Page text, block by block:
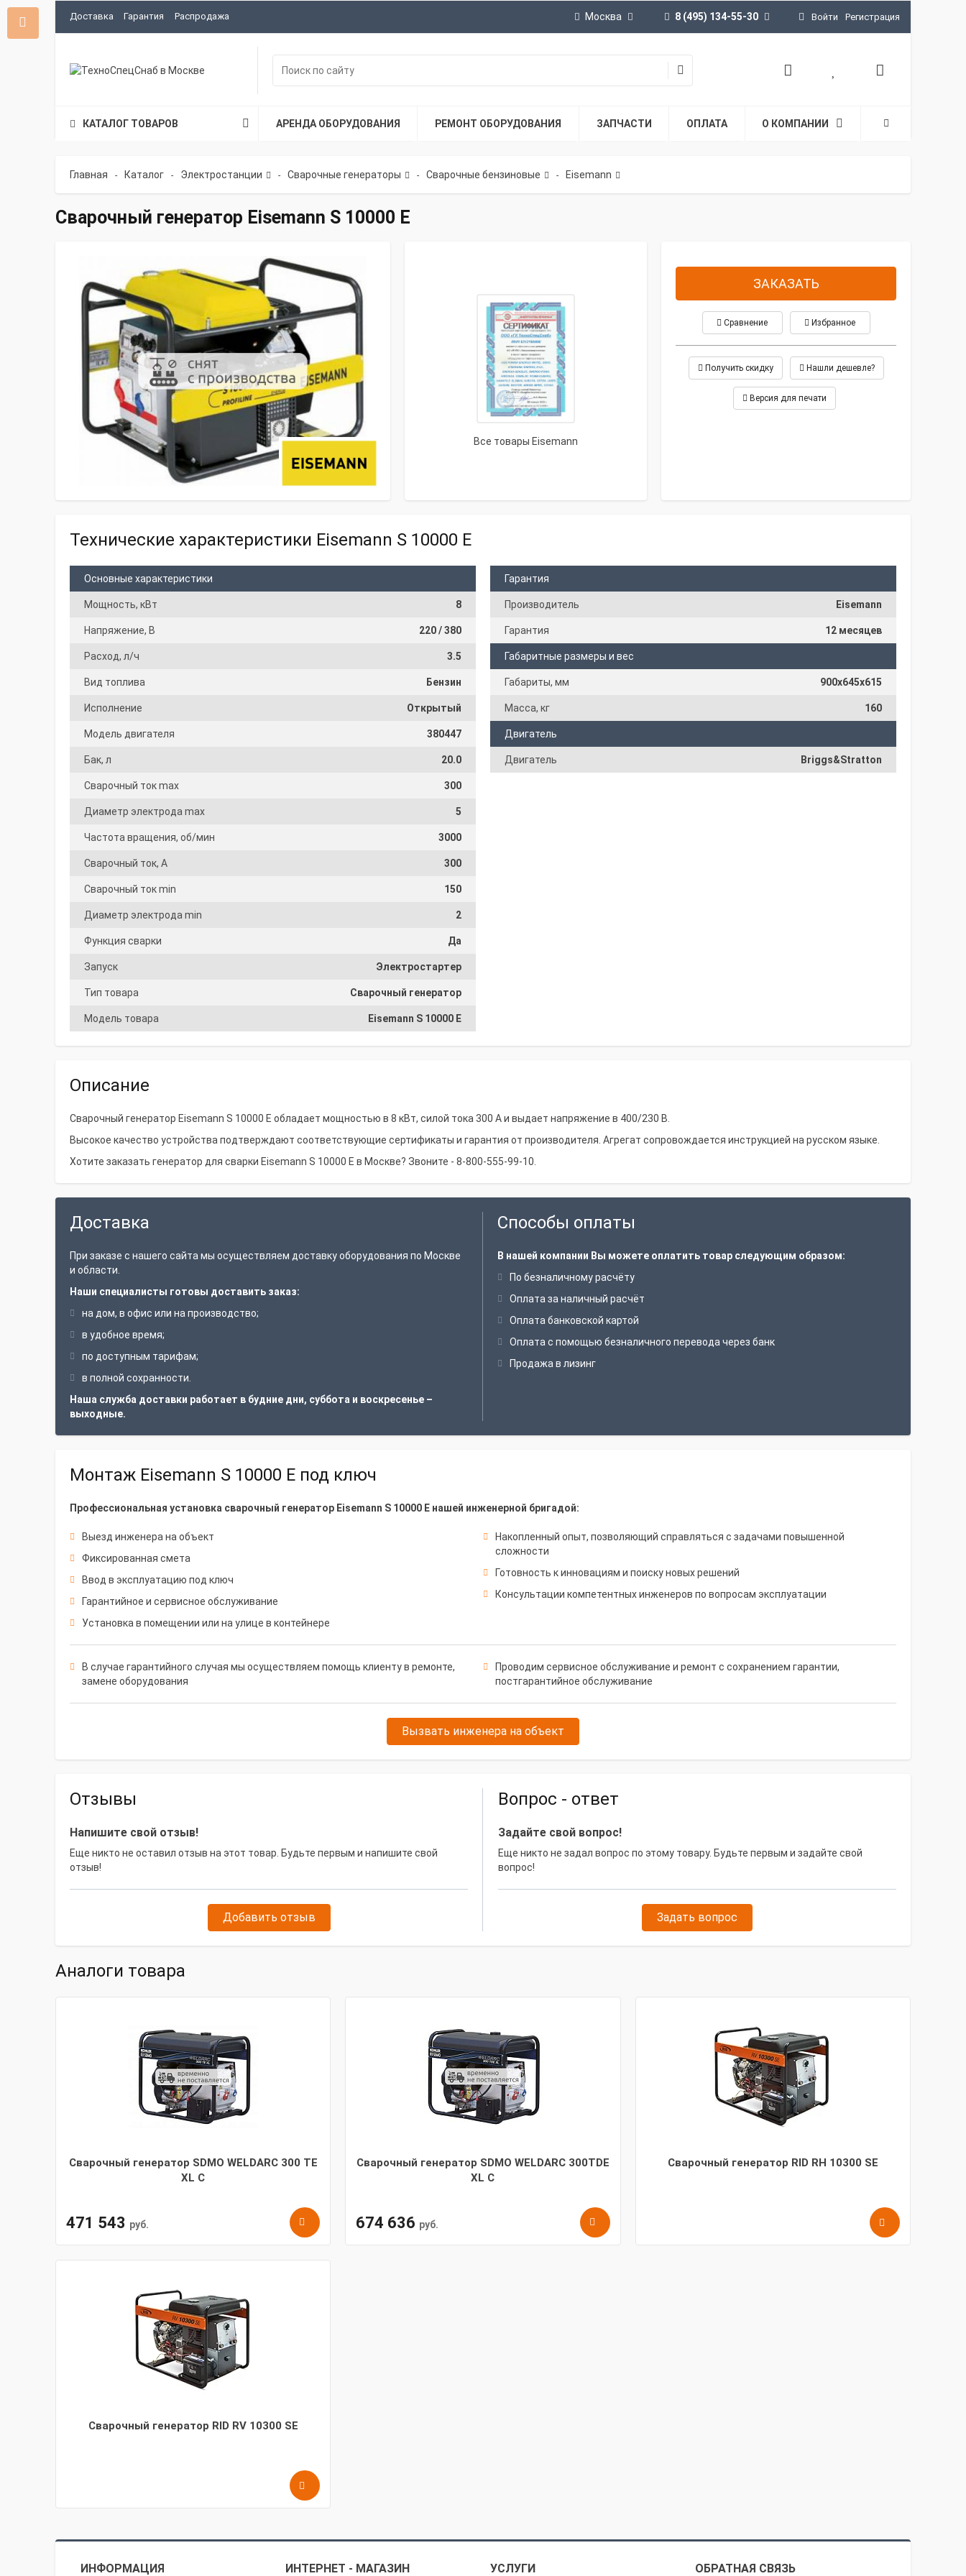
Доставка Гарантия Распродажа Москва 8 (495) 134-55-30 Войти Регистрация
КАТАЛОГ ТОВАРОВ АРЕНДА ОБОРУДОВАНИЯ РЕМОНТ ОБОРУДОВАНИЯ ЗАПЧАСТИ ОПЛАТА О КОМПАНИИ
Главная - Каталог - Электростанции - Сварочные генераторы - Сварочные бензиновые - Eisemann
Сварочный генератор Eisemann S 10000 E
Все товары Eisemann
ЗАКАЗАТЬ
Сравнение Избранное
Получить скидку Нашли дешевле?
Версия для печати
Технические характеристики Eisemann S 10000 E
Основные характеристики
Мощность, кВт 8
Напряжение, В 220 / 380
Расход, л/ч 3.5
Вид топлива Бензин
Исполнение Открытый
Модель двигателя 380447
Бак, л 20.0
Сварочный ток max 300
Диаметр электрода max 5
Частота вращения, об/мин 3000
Сварочный ток, А 300
Сварочный ток min 150
Диаметр электрода min 2
Функция сварки Да
Запуск Электростартер
Тип товара Сварочный генератор
Модель товара Eisemann S 10000 E
Гарантия
Производитель Eisemann
Гарантия 12 месяцев
Габаритные размеры и вес
Габариты, мм 900х645х615
Масса, кг 160
Двигатель
Двигатель Briggs&Stratton
Описание
Сварочный генератор Eisemann S 10000 E обладает мощностью в 8 кВт, силой тока 300 А и выдает напряжение в 400/230 В.
Высокое качество устройства подтверждают соответствующие сертификаты и гарантия от производителя. Агрегат сопровождается инструкцией на русском языке.
Хотите заказать генератор для сварки Eisemann S 10000 E в Москве? Звоните - 8-800-555-99-10.
Доставка
При заказе с нашего сайта мы осуществляем доставку оборудования по Москве
и области.
Наши специалисты готовы доставить заказ:
на дом, в офис или на производство;
в удобное время;
по доступным тарифам;
в полной сохранности.
Наша служба доставки работает в будние дни, суббота и воскресенье –
выходные.
Способы оплаты
В нашей компании Вы можете оплатить товар следующим образом:
По безналичному расчёту
Оплата за наличный расчёт
Оплата банковской картой
Оплата с помощью безналичного перевода через банк
Продажа в лизинг
Монтаж Eisemann S 10000 E под ключ
Профессиональная установка сварочный генератор Eisemann S 10000 E нашей инженерной бригадой:
Выезд инженера на объект
Фиксированная смета
Ввод в эксплуатацию под ключ
Гарантийное и сервисное обслуживание
Установка в помещении или на улице в контейнере
Накопленный опыт, позволяющий справляться с задачами повышенной
сложности
Готовность к инновациям и поиску новых решений
Консультации компетентных инженеров по вопросам эксплуатации
В случае гарантийного случая мы осуществляем помощь клиенту в ремонте,
замене оборудования
Проводим сервисное обслуживание и ремонт с сохранением гарантии,
постгарантийное обслуживание
Вызвать инженера на объект
Отзывы
Напишите свой отзыв!
Еще никто не оставил отзыв на этот товар. Будьте первым и напишите свой
отзыв!
Добавить отзыв
Вопрос - ответ
Задайте свой вопрос!
Еще никто не задал вопрос по этому товару. Будьте первым и задайте свой
вопрос!
Задать вопрос
Аналоги товара
Сварочный генератор SDMO WELDARC 300 TE
XL C
471 543 руб.
Сварочный генератор SDMO WELDARC 300TDE
XL C
674 636 руб.
Сварочный генератор RID RH 10300 SE
Сварочный генератор RID RV 10300 SE
ИНФОРМАЦИЯ ИНТЕРНЕТ - МАГАЗИН УСЛУГИ ОБРАТНАЯ СВЯЗЬ